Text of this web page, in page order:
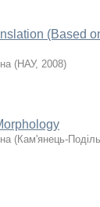
(Based
(НАУ, 2008)
(Кам'янець-